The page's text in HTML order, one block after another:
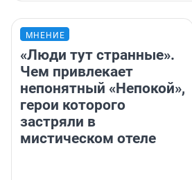
МНЕНИЕ
«Люди тут странные».
Чем привлекает
непонятный «Непокой»,
герои которого
застряли в
мистическом отеле